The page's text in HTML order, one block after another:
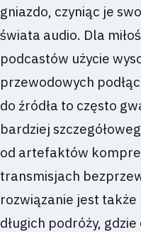
gniazdo, czyniąc je
świata audio. Dla
podcastów użycie
przewodowych
do źródła to często
bardziej
od artefaktów
transmisjach
rozwiązanie jest
długich podróży,